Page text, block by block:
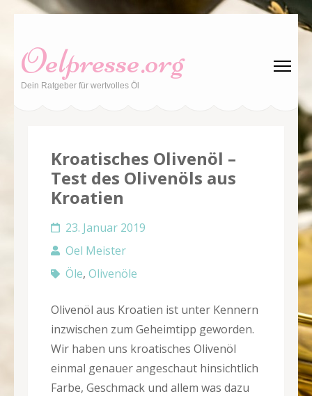
springen
(Enter
Oelpresse.org
Dein Ratgeber für wertvolles Öl
Kroatisches Olivenöl –
Test des Olivenöls aus
Kroatien
23. Januar 2019
Oel Meister
Öle, Olivenöle
Olivenöl aus Kroatien ist unter Kennern
inzwischen zum Geheimtipp geworden.
Wir haben uns kroatisches Olivenöl
einmal genauer angeschaut hinsichtlich
Farbe, Geschmack und allem was dazu